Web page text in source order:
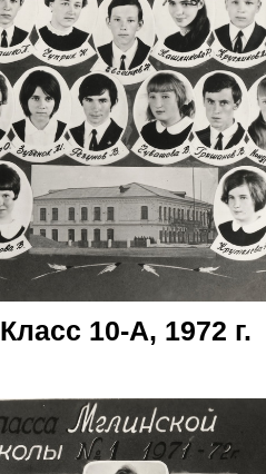
Класс 10-А, 1972 г.